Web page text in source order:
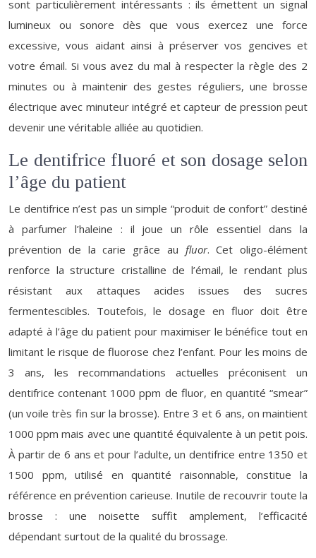
sont particulièrement intéressants : ils émettent un signal
lumineux ou sonore dès que vous exercez une force
excessive, vous aidant ainsi à préserver vos gencives et
votre émail. Si vous avez du mal à respecter la règle des 2
minutes ou à maintenir des gestes réguliers, une brosse
électrique avec minuteur intégré et capteur de pression peut
devenir une véritable alliée au quotidien.
Le dentifrice fluoré et son dosage selon
l’âge du patient
Le dentifrice n’est pas un simple “produit de confort” destiné
à parfumer l’haleine : il joue un rôle essentiel dans la
prévention de la carie grâce au fluor. Cet oligo-élément
renforce la structure cristalline de l’émail, le rendant plus
résistant aux attaques acides issues des sucres
fermentescibles. Toutefois, le dosage en fluor doit être
adapté à l’âge du patient pour maximiser le bénéfice tout en
limitant le risque de fluorose chez l’enfant. Pour les moins de
3 ans, les recommandations actuelles préconisent un
dentifrice contenant 1000 ppm de fluor, en quantité “smear”
(un voile très fin sur la brosse). Entre 3 et 6 ans, on maintient
1000 ppm mais avec une quantité équivalente à un petit pois.
À partir de 6 ans et pour l’adulte, un dentifrice entre 1350 et
1500 ppm, utilisé en quantité raisonnable, constitue la
référence en prévention carieuse. Inutile de recouvrir toute la
brosse : une noisette suffit amplement, l’efficacité
dépendant surtout de la qualité du brossage.